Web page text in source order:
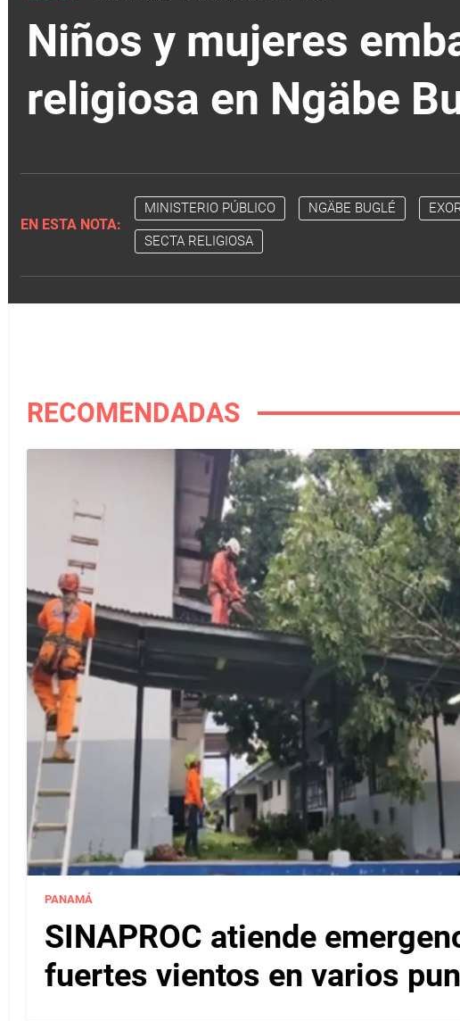
Niños y mujeres
religiosa en Ngäbe
EN ESTA NOTA:
MINISTERIO PÚBLICO NGÄBE BUGLÉ
SECTA RELIGIOSA
RECOMENDADAS
PANAMÁ
SINAPROC atiende
fuertes vientos en varios